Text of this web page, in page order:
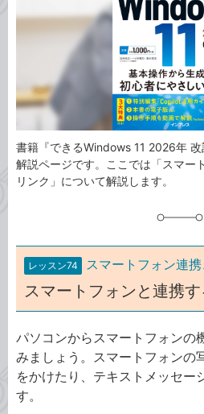
リ
書籍『できるWindows 11 2026年
解説ページです。ここでは「スマー
リンク」について解説します。
レッスン74 スマートフォン連
スマートフォンと連携
パソコンからスマートフォンの
みましょう。スマートフォンの
をかけたり、テキストメッセー
す。